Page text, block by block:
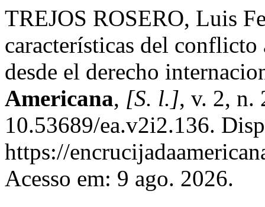
TREJOS ROSERO, Luis
características del
desde el derecho
Americana, [S. l.], v. 2, n.
10.53689/ea.v2i2.136.
https://
Acesso em: 9 ago. 2026.